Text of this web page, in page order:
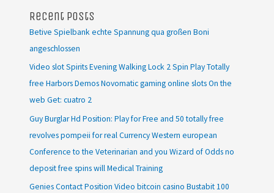
Recent Posts
Betive Spielbank echte Spannung qua großen Boni
angeschlossen
Video slot Spirits Evening Walking Lock 2 Spin Play Totally
free Harbors Demos Novomatic gaming online slots On the
web Get: cuatro 2
Guy Burglar Hd Position: Play for Free and 50 totally free
revolves pompeii for real Currency Western european
Conference to the Veterinarian and you Wizard of Odds no
deposit free spins will Medical Training
Genies Contact Position Video bitcoin casino Bustabit 100